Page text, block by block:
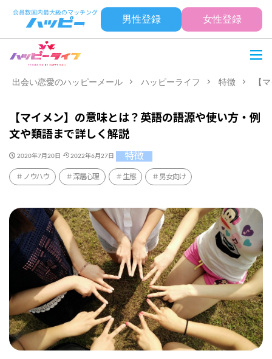
男性登録 女性登録
出会い恋愛のハッピーメール ハッピーライフ 特徴 【
【マイメン】の意味とは？英語の語源や使い方・例
文や類語まで詳しく解説
2020年7月20日 2022年6月27日 特徴
ノウハウ 深層心理 生態 男女向け